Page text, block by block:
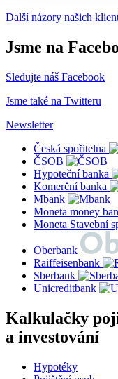
Další názory našich
Jsme na
Sledujte náš Facebook
Jsme také na Twitteru
Newsletter
Česká spořitelna
ČSOB
Hypoteční banka
Komerční banka
Mbank
Moneta money
Moneta Stavební
Oberbank
Raiffeisenbank
Sberbank
Unicreditbank
Kalkulačky
a investování
Hypotéky